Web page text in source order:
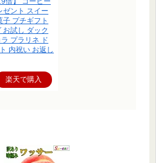
ゼント スイー
プチギフト
お試し ダック
プラリネ ド
内祝い お返し
楽天で購入